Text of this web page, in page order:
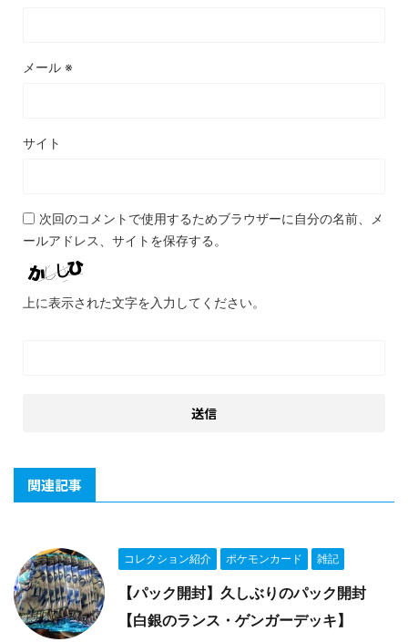
メール ※
サイト
次回のコメントで使用するためブラウザーに自分の名前、メ
ールアドレス、サイトを保存する。
上に表示された文字を入力してください。
関連記事
コレクション紹介 ポケモンカード 雑記
【パック開封】久しぶりのパック開封
【白銀のランス・ゲンガーデッキ】